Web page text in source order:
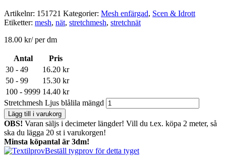
Artikelnr: 151721 Kategorier: Mesh enfärgad, Scen & Idrott
Etiketter: mesh, nät, stretchmesh, stretchnät
18.00 kr/ per dm
Antal
Pris
30 - 49
16.20 kr
50 - 99
15.30 kr
100 - 9999 14.40 kr
Stretchmesh Ljus blålila mängd
Lägg till i varukorg
OBS! Varan säljs i decimeter längder! Vill du t.ex. köpa 2 meter, så
ska du lägga 20 st i varukorgen!
Minsta köpantal är 3dm!
Beställ tygprov för detta tyget